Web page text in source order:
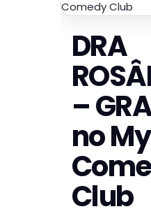
Comedy Club
DRA
–
no
Club